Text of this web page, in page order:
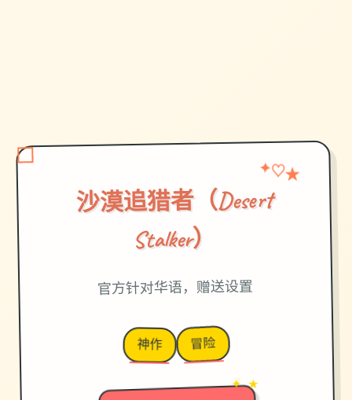
沙漠追猎者（Desert
Stalker）
✦♡★
官方针对华语，赠送设置
神作 冒险
→
✦ ★